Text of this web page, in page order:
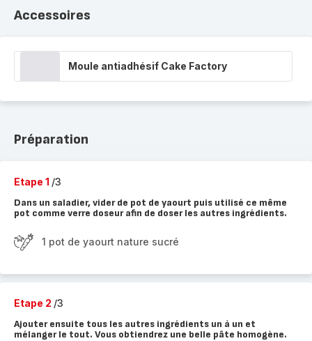
Accessoires
Moule antiadhésif Cake Factory
Préparation
Etape 1 /3
Dans un saladier, vider de pot de yaourt puis utilisé ce même
pot comme verre doseur afin de doser les autres ingrédients.
1 pot de yaourt nature sucré
Etape 2 /3
Ajouter ensuite tous les autres ingrédients un à un et
mélanger le tout. Vous obtiendrez une belle pâte homogène.